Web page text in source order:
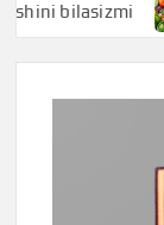
bilasizmi